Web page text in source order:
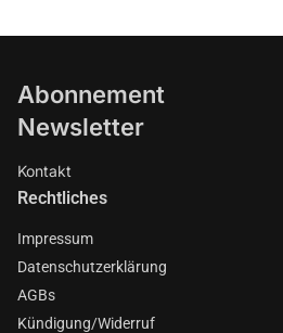
Abonnement
Newsletter
Kontakt
Rechtliches
Impressum
Datenschutzerklärung
AGBs
Kündigung/Widerruf